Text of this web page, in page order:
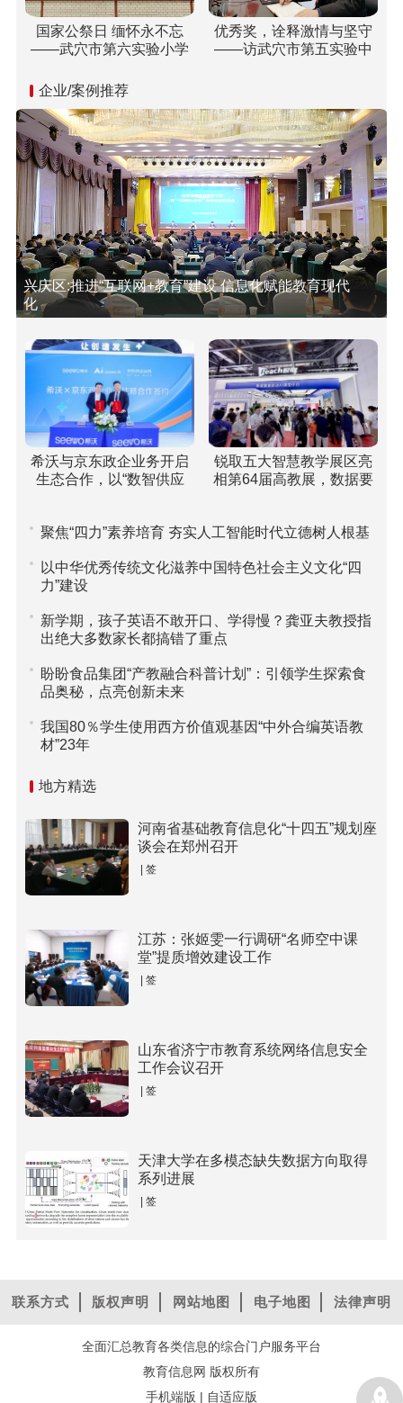
国家公祭日 缅怀永不忘
——武穴市第六实验小学
优秀奖，诠释激情与坚守
——访武穴市第五实验中
企业/案例推荐
兴庆区:推进“互联网+教育”建设 信息化赋能教育现代
化
希沃与京东政企业务开启
生态合作，以“数智供应
锐取五大智慧教学展区亮
相第64届高教展，数据要
聚焦“四力”素养培育 夯实人工智能时代立德树人根基
以中华优秀传统文化滋养中国特色社会主义文化“四
力”建设
新学期，孩子英语不敢开口、学得慢？龚亚夫教授指
出绝大多数家长都搞错了重点
盼盼食品集团“产教融合科普计划”：引领学生探索食
品奥秘，点亮创新未来
我国80％学生使用西方价值观基因“中外合编英语教
材”23年
地方精选
河南省基础教育信息化“十四五”规划座
谈会在郑州召开
| 签
江苏：张姬雯一行调研“名师空中课
堂”提质增效建设工作
| 签
山东省济宁市教育系统网络信息安全
工作会议召开
| 签
天津大学在多模态缺失数据方向取得
系列进展
| 签
联系方式 版权声明 网站地图 电子地图 法律声明
全面汇总教育各类信息的综合门户服务平台
教育信息网 版权所有
手机端版 | 自适应版